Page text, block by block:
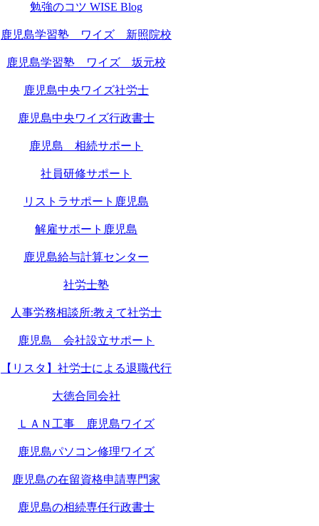
勉強のコツ WISE Blog
鹿児島学習塾 ワイズ 新照院校
鹿児島学習塾 ワイズ 坂元校
鹿児島中央ワイズ社労士
鹿児島中央ワイズ行政書士
鹿児島 相続サポート
社員研修サポート
リストラサポート鹿児島
解雇サポート鹿児島
鹿児島給与計算センター
社労士塾
人事労務相談所:教えて社労士
鹿児島 会社設立サポート
【リスタ】社労士による退職代行
大徳合同会社
ＬＡＮ工事 鹿児島ワイズ
鹿児島パソコン修理ワイズ
鹿児島の在留資格申請専門家
鹿児島の相続専任行政書士